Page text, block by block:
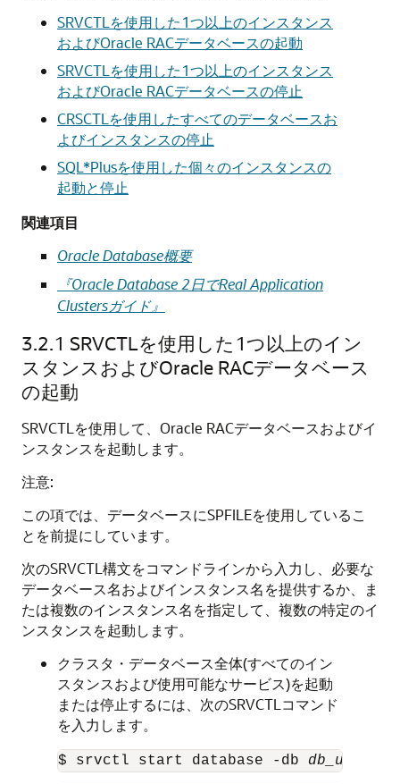
SRVCTLを使用した1つ以上のインスタンス
およびOracle RACデータベースの起動
SRVCTLを使用した1つ以上のインスタンス
およびOracle RACデータベースの停止
CRSCTLを使用したすべてのデータベースお
よびインスタンスの停止
SQL*Plusを使用した個々のインスタンスの
起動と停止
関連項目
Oracle Database概要
『Oracle Database 2日でReal Application
Clustersガイド』
3.2.1 SRVCTLを使用した1つ以上のイン
スタンスおよびOracle RACデータベース
の起動
SRVCTLを使用して、Oracle RACデータベースおよびイ
ンスタンスを起動します。
注意:
この項では、データベースにSPFILEを使用しているこ
とを前提にしています。
次のSRVCTL構文をコマンドラインから入力し、必要な
データベース名およびインスタンス名を提供するか、ま
たは複数のインスタンス名を指定して、複数の特定のイ
ンスタンスを起動します。
クラスタ・データベース全体(すべてのイン
スタンスおよび使用可能なサービス)を起動
または停止するには、次のSRVCTLコマンド
を入力します。
$ srvctl start database -db